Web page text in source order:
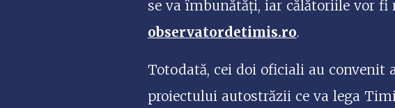
se va îmbunătăți, iar călătoriile vor
observatordetimis.ro.
Totodată, cei doi oficiali au convenit
proiectului autostrăzii ce va lega